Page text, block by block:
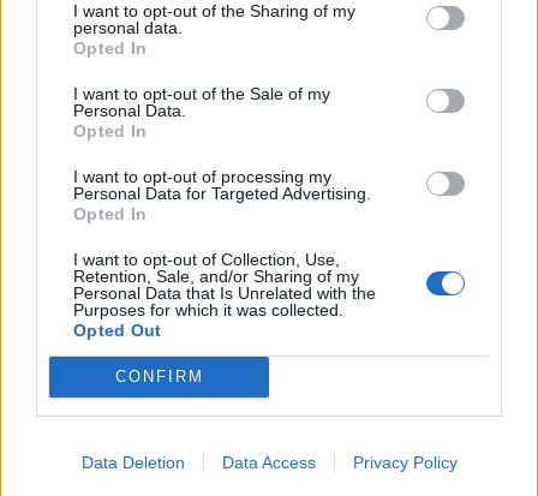
I want to opt-out of the Sharing of my
personal data.
Opted In
I want to opt-out of the Sale of my
Personal Data.
Opted In
I want to opt-out of processing my
Personal Data for Targeted Advertising.
Opted In
I want to opt-out of Collection, Use,
Retention, Sale, and/or Sharing of my
Personal Data that Is Unrelated with the
Purposes for which it was collected.
Opted Out
CONFIRM
Data Deletion Data Access Privacy Policy
Csatószegen
Életét vesztette két halász,
Maros partján – frissítve
Corbu góljától hangos a
román és a magyar sajtó,
válogatott meghívót
sürgetnek
Büntetőfeljelentést tett